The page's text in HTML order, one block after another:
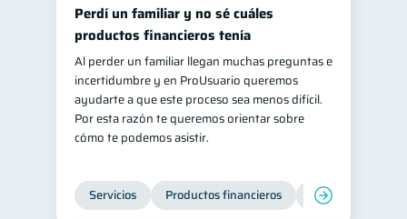
Seguridad financiera 13
Productos financieros 11
Organización Financiera 10
Deudas 10
Entidad financiera
Tarjeta de crédito
Historial crediticio
Perdí un familiar y no sé cuáles
productos financieros tenía
Al perder un familiar llegan muchas preguntas e
incertidumbre y en ProUsuario queremos
ayudarte a que este proceso sea menos difícil.
Por esta razón te queremos orientar sobre
cómo te podemos asistir.
Servicios Productos financieros Inclusión